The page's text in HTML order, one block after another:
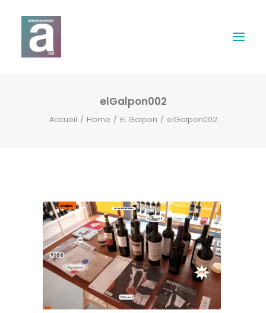
Contact
Recherche
elGalpon002
Accueil Home El Galpon elGalpon002